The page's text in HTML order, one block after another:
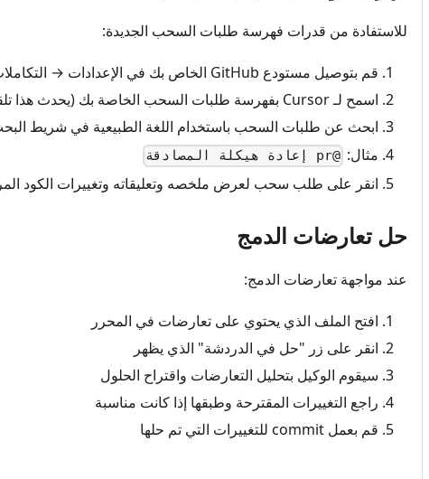
للاستفادة من قدرات فهرسة طلبات السحب الجديدة:
قم بتوصيل مستودع GitHub الخاص بك في الإعدادات → التكاملات → GitHub
اسمح لـ Cursor بفهرسة طلبات السحب الخاصة بك (يحدث هذا تلقائيًا)
ابحث عن طلبات السحب باستخدام اللغة الطبيعية في شريط
مثال: @pr إعادة هيكلة المصادقة
انقر على طلب سحب لعرض ملخصه وتعليقاته وتغييرات الكود
حل تعارضات الدمج
عند مواجهة تعارضات الدمج:
افتح الملف الذي يحتوي على تعارضات في المحرر
انقر على زر "حل في الدردشة" الذي يظهر
سيقوم الوكيل بتحليل التعارضات واقتراح الحلول
راجع التغييرات المقترحة وطبقها إذا كانت مناسبة
قم بعمل commit للتغييرات التي تم حلها